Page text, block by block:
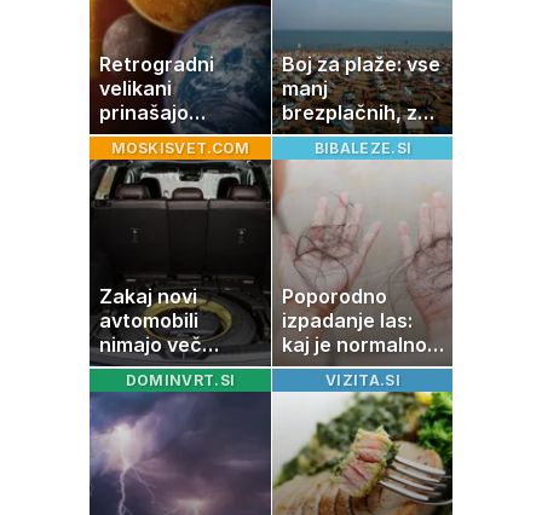
Retrogradni
velikani
prinašajo
pomembne
premike – kaj
pomeni, da so
Saturn, Neptun
in Pluton hkrati
Boj za plaže: vse
manj
brezplačnih, za
ležalnik in
senčnik tudi več
kot 40 evrov
MOSKISVET.COM
Zakaj novi
avtomobili
nimajo več
rezervne gume?
BIBALEZE.SI
Poporodno
izpadanje las:
kaj je normalno
in kako si
pomagati
DOMINVRT.SI VIZITA.SI